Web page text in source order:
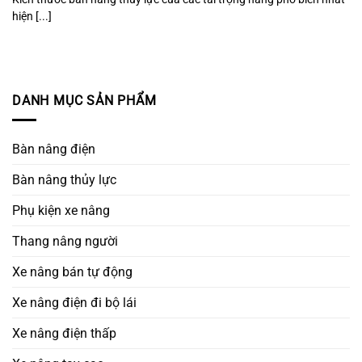
DANH MỤC SẢN PHẨM
Bàn nâng điện
Bàn nâng thủy lực
Phụ kiện xe nâng
Thang nâng người
Xe nâng bán tự động
Xe nâng điện đi bộ lái
Xe nâng điện thấp
hiện [...]